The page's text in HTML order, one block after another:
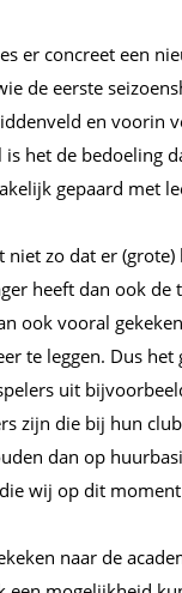
er concreet een
de eerste
en voorin
is het de bedoeling
gepaard met
niet zo dat er
heeft dan ook
ook vooral
te leggen. Dus
uit
zijn die bij hun
dan op
wij op dit moment
naar de